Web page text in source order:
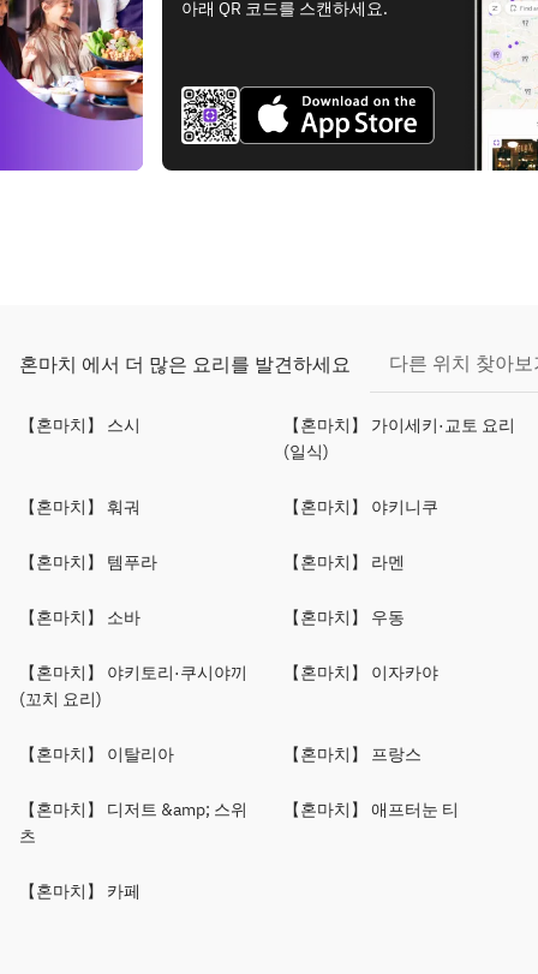
아래 QR 코드를 스캔하세요.
혼마치 에서 더 많은 요리를 발견하세요 다른 위치 찾아보
【혼마치】 스시
【혼마치】 가이세키·교토 요리
(일식)
【혼마치】 훠궈 【혼마치】 야키니쿠
【혼마치】 템푸라 【혼마치】 라멘
【혼마치】 소바 【혼마치】 우동
【혼마치】 야키토리·쿠시야끼
(꼬치 요리)
【혼마치】 이자카야
【혼마치】 이탈리아 【혼마치】 프랑스
【혼마치】 디저트 &amp; 스위
츠
【혼마치】 애프터눈 티
【혼마치】 카페